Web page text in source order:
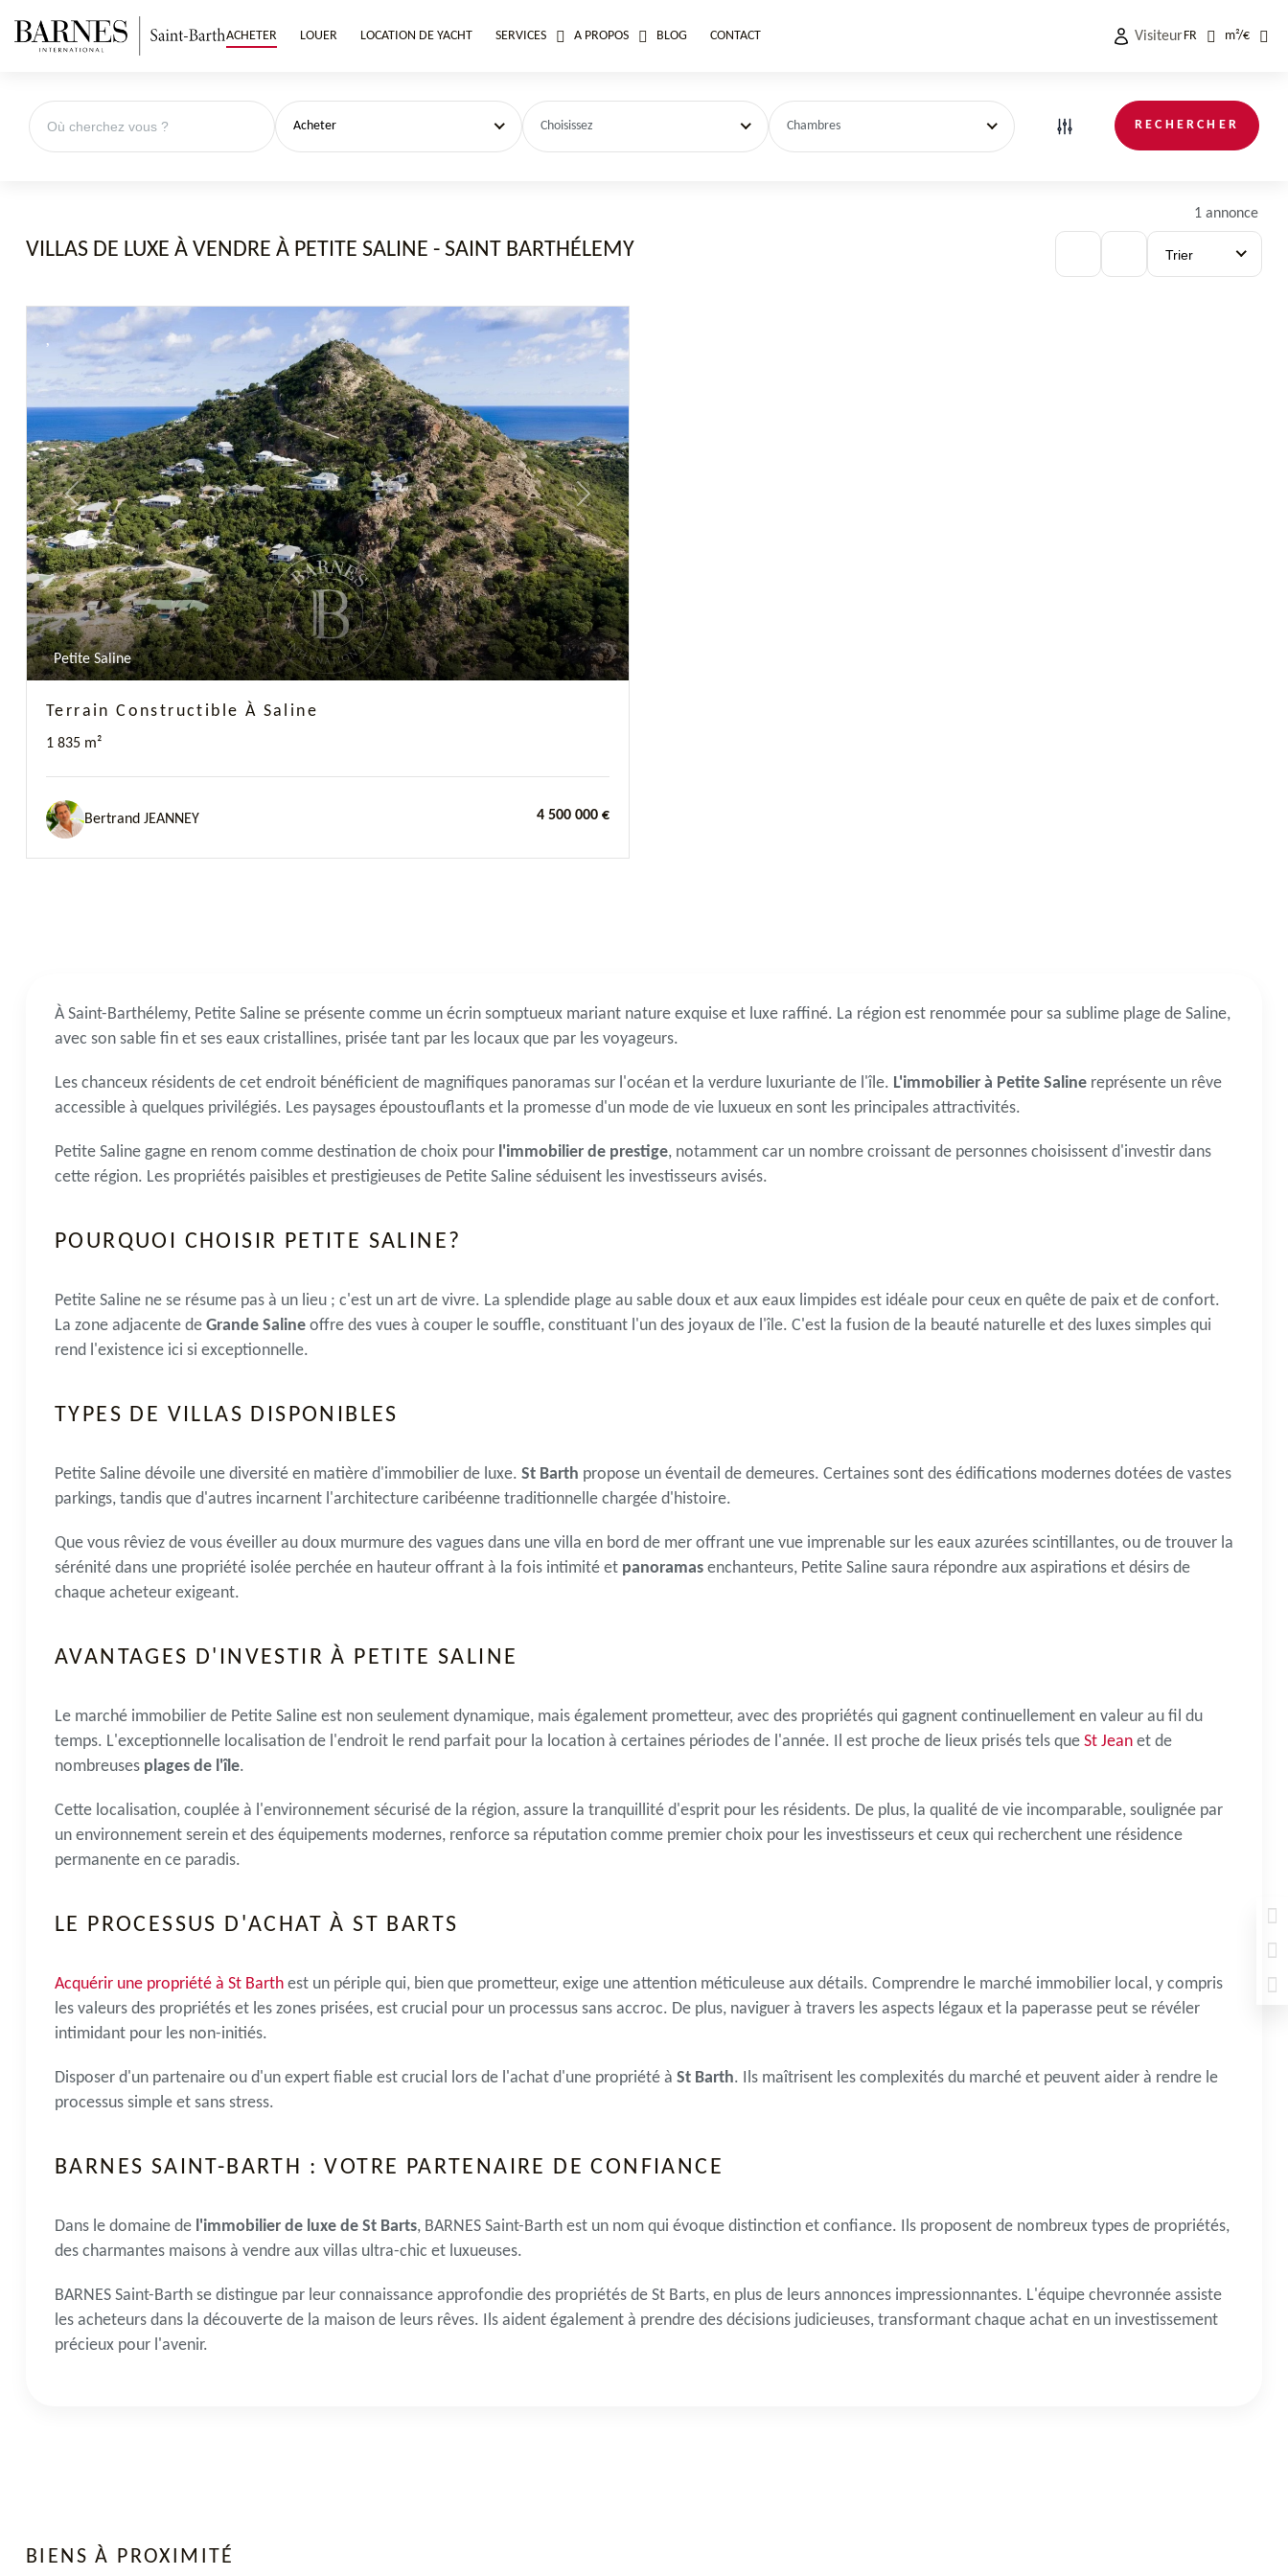
ACHETER LOUER LOCATION DE YACHT SERVICES A PROPOS BLOG CONTACT VisiteurFR m²/€
Acheter Choisissez Chambres RECHERCHER
1 annonce
VILLAS DE LUXE À VENDRE À PETITE SALINE - SAINT BARTHÉLEMY Trier
Previous Next
Petite Saline
Terrain Constructible À Saline
1 835 m²
Bertrand JEANNEY 4 500 000 €
À Saint-Barthélemy, Petite Saline se présente comme un écrin somptueux mariant nature exquise et luxe raffiné. La région est renommée pour sa sublime plage de Saline,
avec son sable fin et ses eaux cristallines, prisée tant par les locaux que par les voyageurs.
Les chanceux résidents de cet endroit bénéficient de magnifiques panoramas sur l'océan et la verdure luxuriante de l'île. L'immobilier à Petite Saline représente un rêve
accessible à quelques privilégiés. Les paysages époustouflants et la promesse d'un mode de vie luxueux en sont les principales attractivités.
Petite Saline gagne en renom comme destination de choix pour l'immobilier de prestige, notamment car un nombre croissant de personnes choisissent d'investir dans
cette région. Les propriétés paisibles et prestigieuses de Petite Saline séduisent les investisseurs avisés.
POURQUOI CHOISIR PETITE SALINE?
Petite Saline ne se résume pas à un lieu ; c'est un art de vivre. La splendide plage au sable doux et aux eaux limpides est idéale pour ceux en quête de paix et de confort.
La zone adjacente de Grande Saline offre des vues à couper le souffle, constituant l'un des joyaux de l'île. C'est la fusion de la beauté naturelle et des luxes simples qui
rend l'existence ici si exceptionnelle.
TYPES DE VILLAS DISPONIBLES
Petite Saline dévoile une diversité en matière d'immobilier de luxe. St Barth propose un éventail de demeures. Certaines sont des édifications modernes dotées de vastes
parkings, tandis que d'autres incarnent l'architecture caribéenne traditionnelle chargée d'histoire.
Que vous rêviez de vous éveiller au doux murmure des vagues dans une villa en bord de mer offrant une vue imprenable sur les eaux azurées scintillantes, ou de trouver la
sérénité dans une propriété isolée perchée en hauteur offrant à la fois intimité et panoramas enchanteurs, Petite Saline saura répondre aux aspirations et désirs de
chaque acheteur exigeant.
AVANTAGES D'INVESTIR À PETITE SALINE
Le marché immobilier de Petite Saline est non seulement dynamique, mais également prometteur, avec des propriétés qui gagnent continuellement en valeur au fil du
temps. L'exceptionnelle localisation de l'endroit le rend parfait pour la location à certaines périodes de l'année. Il est proche de lieux prisés tels que St Jean et de
nombreuses plages de l'île.
Cette localisation, couplée à l'environnement sécurisé de la région, assure la tranquillité d'esprit pour les résidents. De plus, la qualité de vie incomparable, soulignée par
un environnement serein et des équipements modernes, renforce sa réputation comme premier choix pour les investisseurs et ceux qui recherchent une résidence
permanente en ce paradis.
LE PROCESSUS D'ACHAT À ST BARTS
Acquérir une propriété à St Barth est un périple qui, bien que prometteur, exige une attention méticuleuse aux détails. Comprendre le marché immobilier local, y compris
les valeurs des propriétés et les zones prisées, est crucial pour un processus sans accroc. De plus, naviguer à travers les aspects légaux et la paperasse peut se révéler
intimidant pour les non-initiés.
Disposer d'un partenaire ou d'un expert fiable est crucial lors de l'achat d'une propriété à St Barth. Ils maîtrisent les complexités du marché et peuvent aider à rendre le
processus simple et sans stress.
BARNES SAINT-BARTH : VOTRE PARTENAIRE DE CONFIANCE
Dans le domaine de l'immobilier de luxe de St Barts, BARNES Saint-Barth est un nom qui évoque distinction et confiance. Ils proposent de nombreux types de propriétés,
des charmantes maisons à vendre aux villas ultra-chic et luxueuses.
BARNES Saint-Barth se distingue par leur connaissance approfondie des propriétés de St Barts, en plus de leurs annonces impressionnantes. L'équipe chevronnée assiste
les acheteurs dans la découverte de la maison de leurs rêves. Ils aident également à prendre des décisions judicieuses, transformant chaque achat en un investissement
précieux pour l'avenir.
BIENS À PROXIMITÉ